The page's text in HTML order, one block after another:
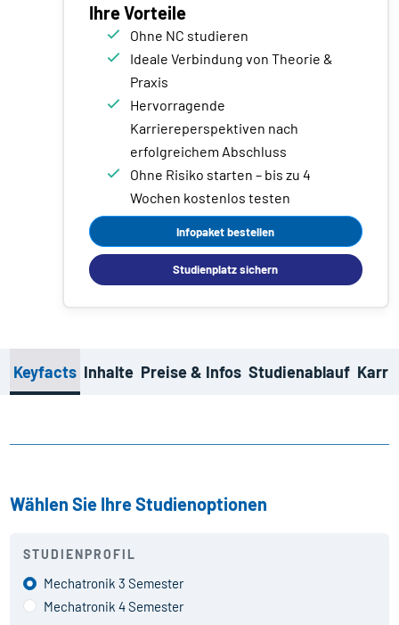
Ihre Vorteile
Ohne NC studieren
Ideale Verbindung von Theorie &
Praxis
Hervorragende
Karriereperspektiven nach
erfolgreichem Abschluss
Ohne Risiko starten – bis zu 4
Wochen kostenlos testen
Infopaket bestellen
Studienplatz sichern
Keyfacts Inhalte Preise & Infos Studienablauf
Wählen Sie Ihre Studienoptionen
STUDIENPROFIL
Mechatronik 3 Semester
Mechatronik 4 Semester